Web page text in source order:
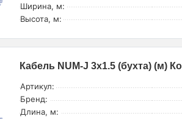
Ширина, м:
Высота, м:
Кабель NUM-J 3х1.5 (бухта) (м)
Артикул:
Бренд:
Длина, м: